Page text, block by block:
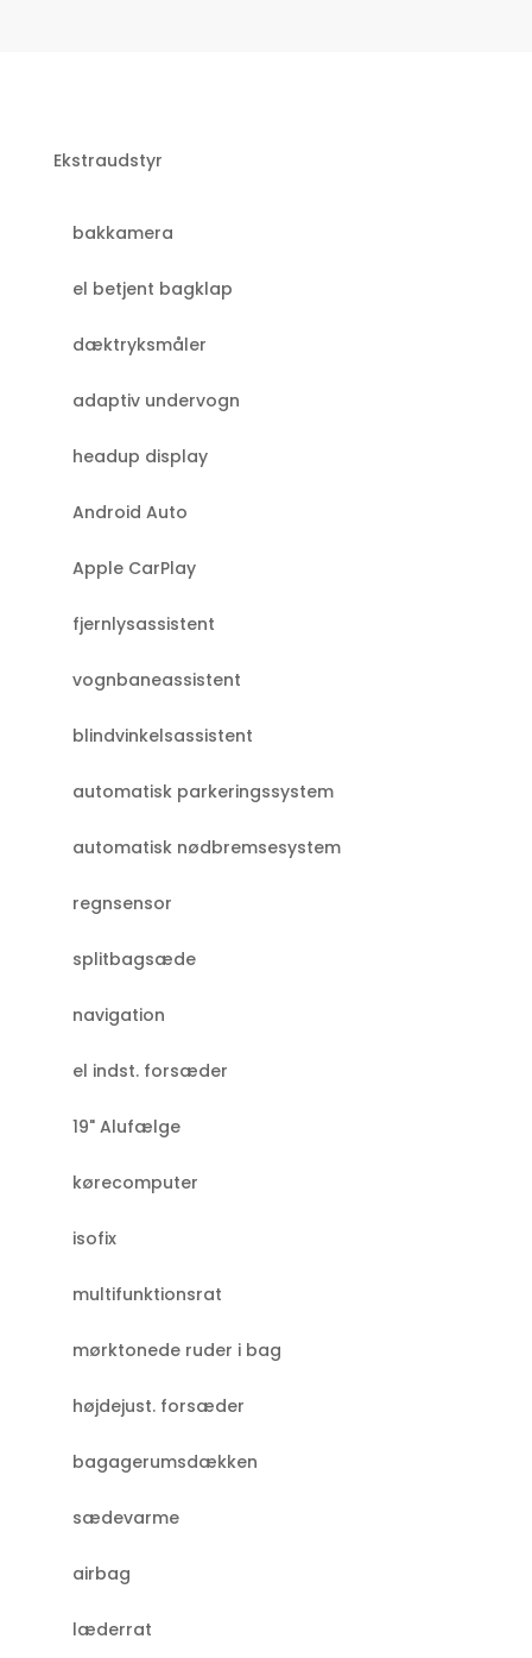
Ekstraudstyr
bakkamera
el betjent bagklap
dæktryksmåler
adaptiv undervogn
headup display
Android Auto
Apple CarPlay
fjernlysassistent
vognbaneassistent
blindvinkelsassistent
automatisk parkeringssystem
automatisk nødbremsesystem
regnsensor
splitbagsæde
navigation
el indst. forsæder
19" Alufælge
kørecomputer
isofix
multifunktionsrat
mørktonede ruder i bag
højdejust. forsæder
bagagerumsdækken
sædevarme
airbag
læderrat